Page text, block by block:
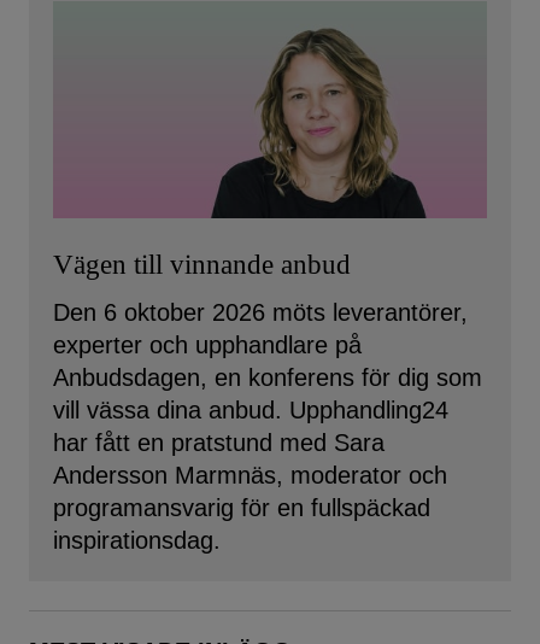
Vägen till vinnande anbud
Den 6 oktober 2026 möts leverantörer,
experter och upphandlare på
Anbudsdagen, en konferens för dig som
vill vässa dina anbud. Upphandling24
har fått en pratstund med Sara
Andersson Marmnäs, moderator och
programansvarig för en fullspäckad
inspirationsdag.